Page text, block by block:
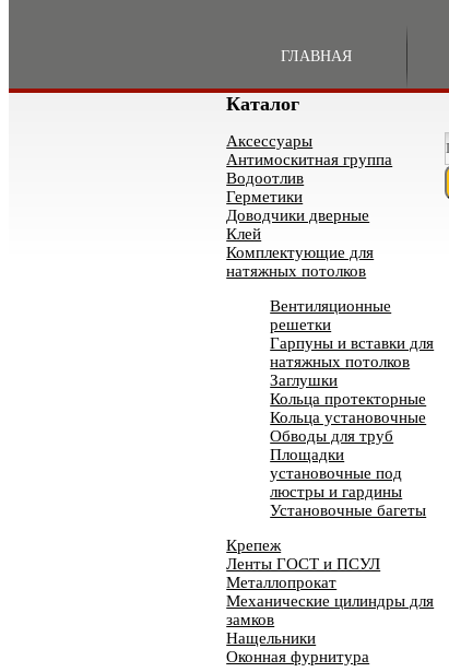
ГЛАВНАЯ
Каталог
Аксессуары
Антимоскитная группа
Водоотлив
Герметики
Доводчики дверные
Клей
Комплектующие для
натяжных потолков
Вентиляционные
решетки
Гарпуны и вставки для
натяжных потолков
Заглушки
Кольца протекторные
Кольца установочные
Обводы для труб
Площадки
установочные под
люстры и гардины
Установочные багеты
Крепеж
Ленты ГОСТ и ПСУЛ
Металлопрокат
Механические цилиндры для
замков
Нащельники
Оконная фурнитура